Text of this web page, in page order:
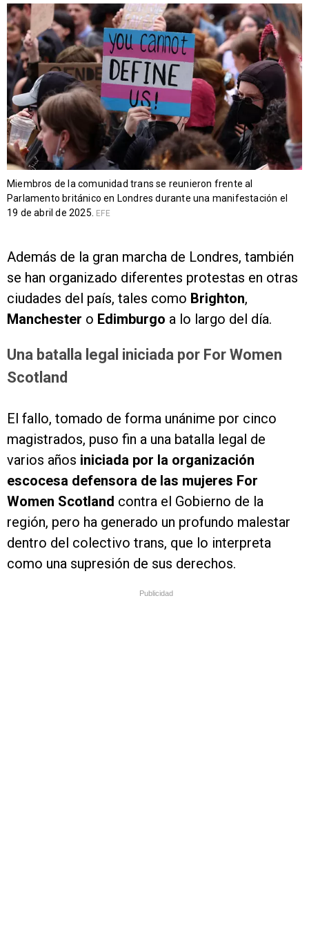
Miembros de la comunidad trans se reunieron frente al
Parlamento británico en Londres durante una manifestación el
19 de abril de 2025.
EFE
Además de la gran marcha de Londres, también
se han organizado diferentes protestas en otras
ciudades del país, tales como Brighton,
Manchester o Edimburgo a lo largo del día.
Una batalla legal iniciada por For Women
Scotland
El fallo, tomado de forma unánime por cinco
magistrados, puso fin a una batalla legal de
varios años iniciada por la organización
escocesa defensora de las mujeres For
Women Scotland contra el Gobierno de la
región, pero ha generado un profundo malestar
dentro del colectivo trans, que lo interpreta
como una supresión de sus derechos.
Publicidad